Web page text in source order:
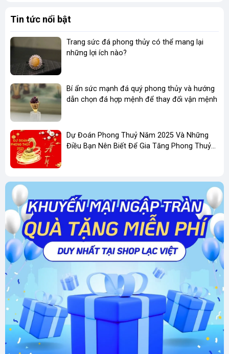
cuộc sống sung túc.
Sức khỏe và trường thọ:
được tin rằng có khả năng cân bằng năng
lượng trong cơ thể, giúp cải thiện sức khỏe và
tăng cường tuổi thọ.
Bình an và hạnh phúc: Màu xanh của ngọc phỉ
thúy mang lại cảm giác thư thái, giúp xua tan
những lo âu, căng thẳng, mang đến sự bình yên
và hạnh phúc cho người đeo.
Tăng cường sự tự tin: Ngọc phỉ thúy với vẻ
đẹp quý phái giúp người đeo tự tin hơn trong
giao tiếp và cuộc sống.
Cách Chọn Hoa Tai Ngọc Phỉ Thúy Phù Hợp
Khi chọn mua hoa tai ngọc phỉ thúy, bạn nên
lưu ý những điều sau:
Màu sắc:Chọn màu sắc phù hợp với mệnh của
mình để tăng cường vượng khí.
Chất lượng:Lựa chọn những viên ngọc phỉ
thúy có màu sắc tự nhiên, độ trong cao và
không có vết nứt.
Kiểu dáng:Chọn kiểu dáng phù hợp với khuôn
Tin tức nổi bật
Trang sức đá phong thủy có thể mang lại
những lợi ích nào?
Bí ẩn sức mạnh đá quý phong thủy và hướng
dẫn chọn đá hợp mệnh để thay đổi vận mệnh
Dự Đoán Phong Thuỷ Năm 2025 Và Những
Điều Bạn Nên Biết Để Gia Tăng Phong Thuỷ